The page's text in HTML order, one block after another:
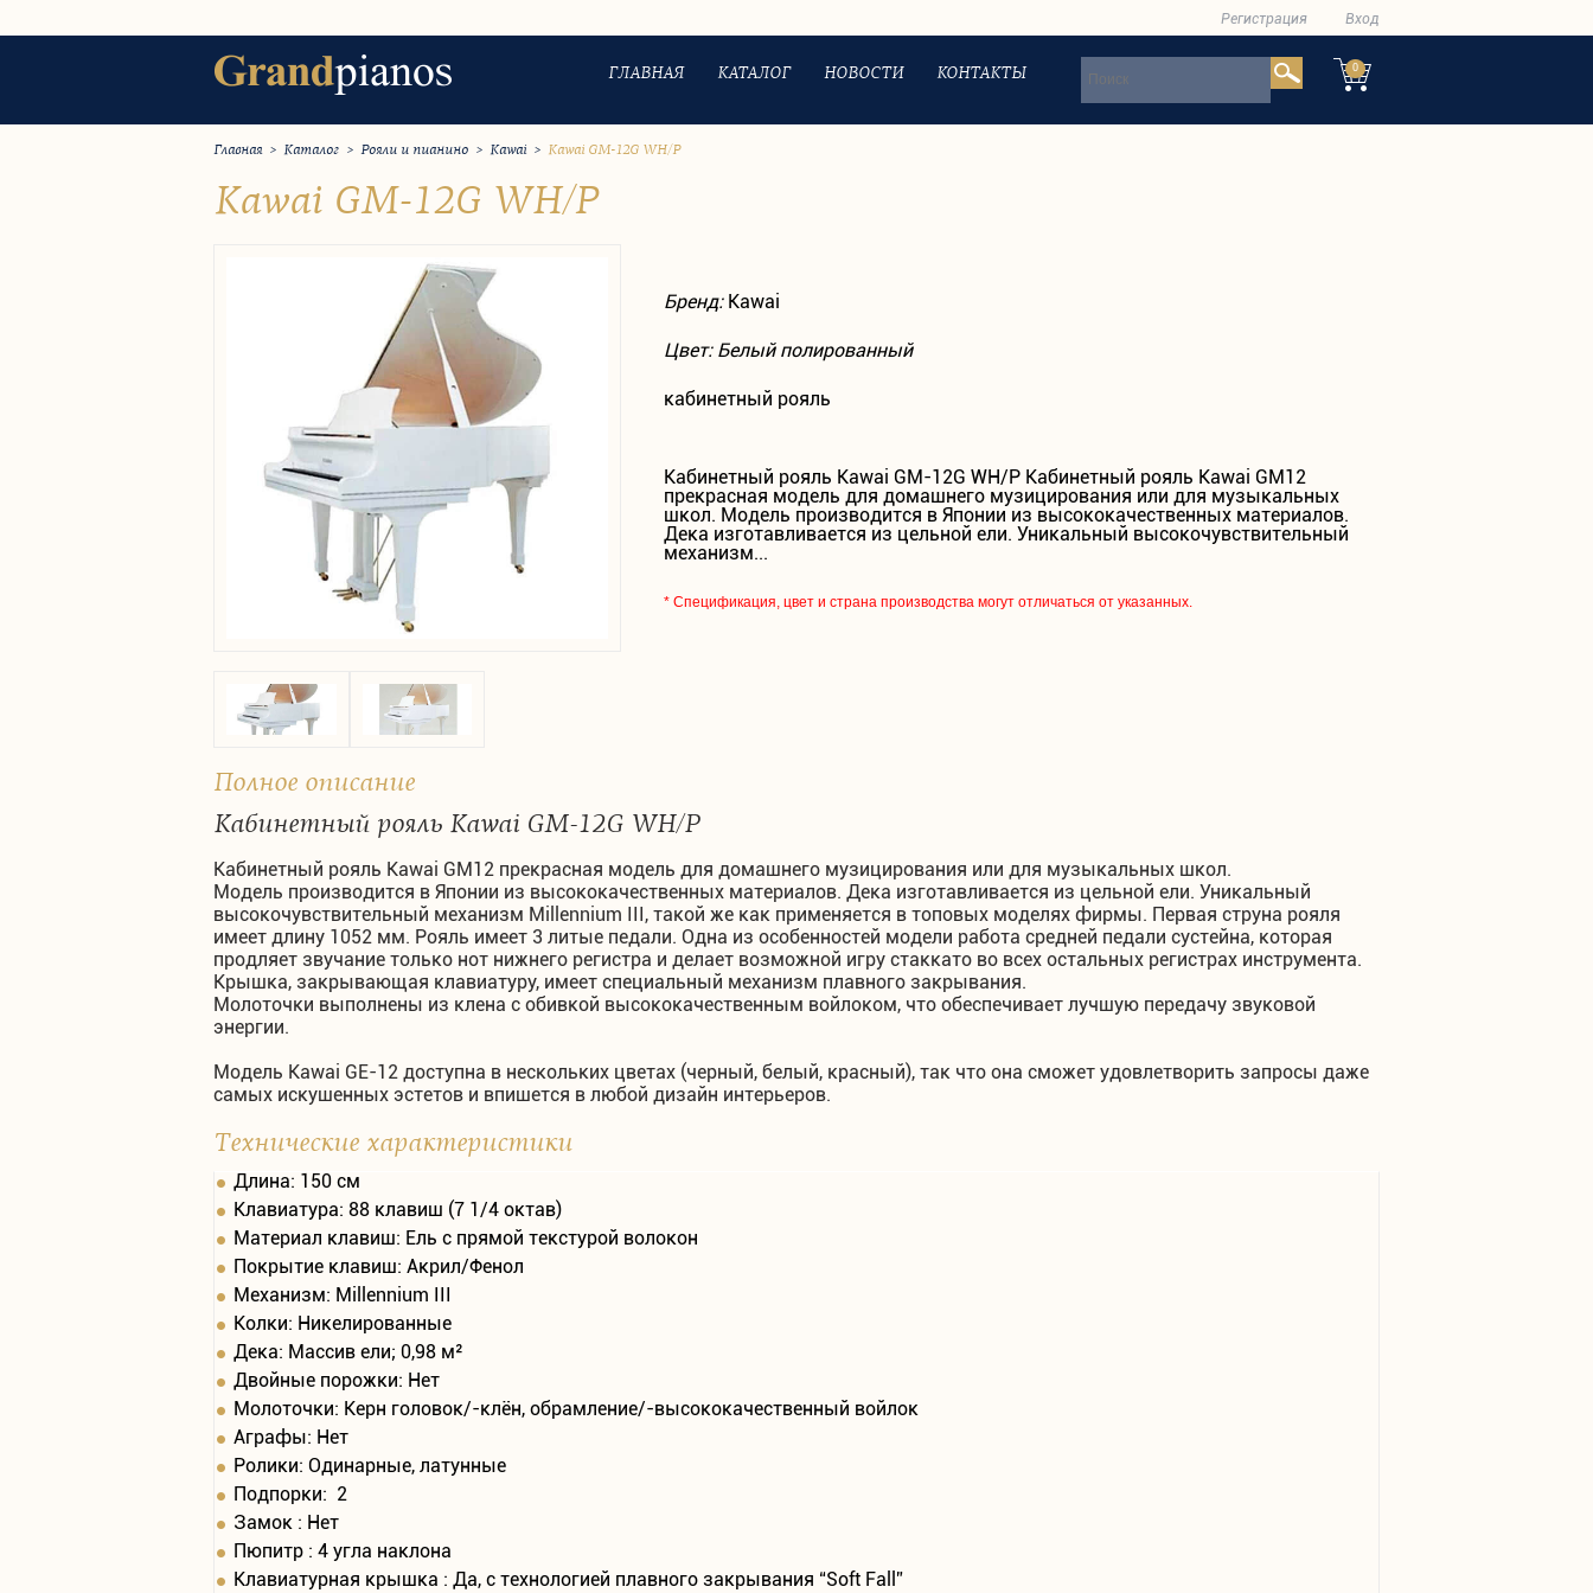
0
ГЛАВНАЯ КАТАЛОГ НОВОСТИ КОНТАКТЫ
Регистрация Вход
Главная > Каталог > Рояли и пианино > Kawai > Kawai GM-12G WH/P
Kawai GM-12G WH/P
Бренд: Kawai
Цвет: Белый полированный
кабинетный рояль
Кабинетный рояль Kawai GM-12G WH/P Кабинетный рояль Kawai GM12
прекрасная модель для домашнего музицирования или для музыкальных
школ. Модель производится в Японии из высококачественных материалов.
Дека изготавливается из цельной ели. Уникальный высокочувствительный
механизм...
* Спецификация, цвет и страна производства могут отличаться от указанных.
Полное описание
Кабинетный рояль Kawai GM-12G WH/P
Кабинетный рояль Kawai GM12 прекрасная модель для домашнего музицирования или для музыкальных школ.
Модель производится в Японии из высококачественных материалов. Дека изготавливается из цельной ели. Уникальный
высокочувствительный механизм Millennium III, такой же как применяется в топовых моделях фирмы. Первая струна рояля
имеет длину 1052 мм. Рояль имеет 3 литые педали. Одна из особенностей модели работа средней педали сустейна, которая
продляет звучание только нот нижнего регистра и делает возможной игру стаккато во всех остальных регистрах инструмента.
Крышка, закрывающая клавиатуру, имеет специальный механизм плавного закрывания.
Молоточки выполнены из клена с обивкой высококачественным войлоком, что обеспечивает лучшую передачу звуковой
энергии.
Модель Kawai GE-12 доступна в нескольких цветах (черный, белый, красный), так что она сможет удовлетворить запросы даже
самых искушенных эстетов и впишется в любой дизайн интерьеров.
Технические характеристики
Длина: 150 см
Клавиатура: 88 клавиш (7 1/4 октав)
Материал клавиш: Ель с прямой текстурой волокон
Покрытие клавиш: Акрил/Фенол
Механизм: Millennium III
Колки: Никелированные
Дека: Массив ели; 0,98 м²
Двойные порожки: Нет
Молоточки: Керн головок/-клён, обрамление/-высококачественный войлок
Аграфы: Нет
Ролики: Одинарные, латунные
Подпорки: 2
Замок : Нет
Пюпитр : 4 угла наклона
Клавиатурная крышка : Да, с технологией плавного закрывания “Soft Fall”